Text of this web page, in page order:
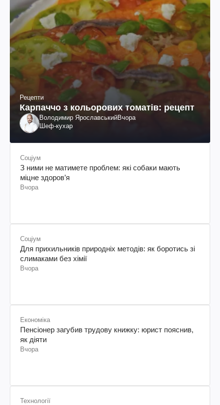
Рецепти
Карпаччо з кольорових томатів: рецепт
Володимир ЯрославськийВчора
Шеф-кухар
Соціум
З ними не матимете проблем: які собаки мають
міцне здоров’я
Вчора
Соціум
Для прихильників природніх методів: як боротись зі
слимаками без хімії
Вчора
Економіка
Пенсіонер загубив трудову книжку: юрист пояснив,
як діяти
Вчора
Технології